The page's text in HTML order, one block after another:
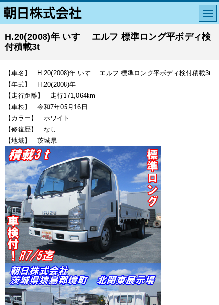
H.20(2008)年 いすゞ エルフ 標準ロング平ボディ検
付積載3t
【車名】 H.20(2008)年 いすゞ エルフ 標準ロング平ボディ検付積載3t
【年式】 H.20(2008)年
【走行距離】 走行171,064km
【車検】 令和7年05月16日
【カラー】 ホワイト
【修復歴】 なし
【地域】 茨城県